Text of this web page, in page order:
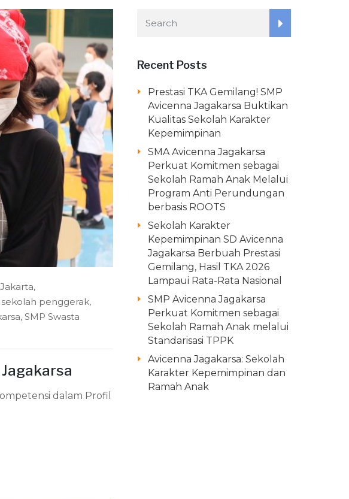
,
sekolah penggerak,
, SMP Swasta
dalam Profil
Recent Posts
Prestasi TKA Gemilang! SMP
Avicenna Jagakarsa Buktikan
Kualitas Sekolah Karakter
Kepemimpinan
SMA Avicenna Jagakarsa
Perkuat Komitmen sebagai
Sekolah Ramah Anak Melalui
Program Anti Perundungan
berbasis ROOTS
Sekolah Karakter
Kepemimpinan SD Avicenna
Jagakarsa Berbuah Prestasi
Gemilang, Hasil TKA 2026
Lampaui Rata-Rata Nasional
SMP Avicenna Jagakarsa
Perkuat Komitmen sebagai
Sekolah Ramah Anak melalui
Standarisasi TPPK
Avicenna Jagakarsa: Sekolah
Karakter Kepemimpinan dan
Ramah Anak